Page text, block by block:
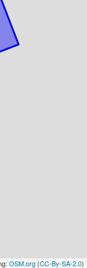
OSM.org (CC-By-SA-2.0)